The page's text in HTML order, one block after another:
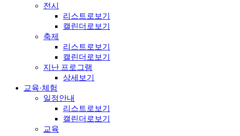
전시
리스트로보기
캘린더로보기
축제
리스트로보기
캘린더로보기
지난 프로그램
상세보기
교육·체험
일정안내
리스트로보기
캘린더로보기
교육